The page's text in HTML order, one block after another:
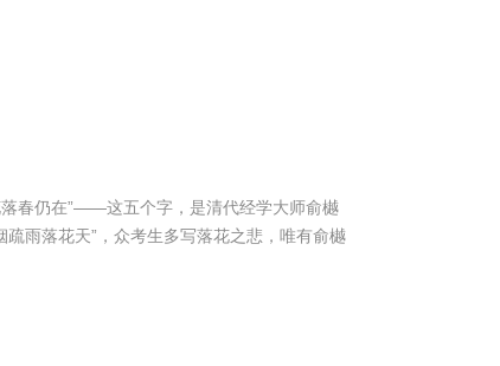
春仍在”——这五个字，是清代经学大师俞樾
雨落花天”，众考生多写落花之悲，唯有俞樾